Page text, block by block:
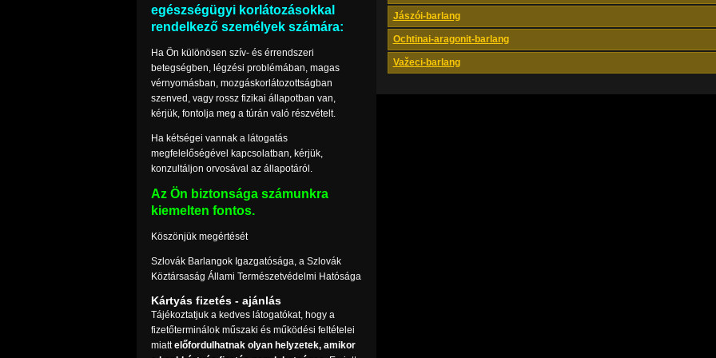
Jászói-barlang
Ochtinai-aragonit-barlang
Važeci-barlang
egészségügyi korlátozásokkal
rendelkező személyek számára:
Ha Ön különösen szív- és érrendszeri
betegségben, légzési problémában, magas
vérnyomásban, mozgáskorlátozottságban
szenved, vagy rossz fizikai állapotban van,
kérjük, fontolja meg a túrán való részvételt.
Ha kétségei vannak a látogatás
megfelelőségével kapcsolatban, kérjük,
konzultáljon orvosával az állapotáról.
Az Ön biztonsága számunkra
kiemelten fontos.
Köszönjük megértését
Szlovák Barlangok Igazgatósága, a Szlovák
Köztársaság Állami Természetvédelmi Hatósága
Kártyás fizetés - ajánlás
Tájékoztatjuk a kedves látogatókat, hogy a
fizetőterminálok műszaki és működési feltételei
miattelőfordulhatnak olyan helyzetek, amikor